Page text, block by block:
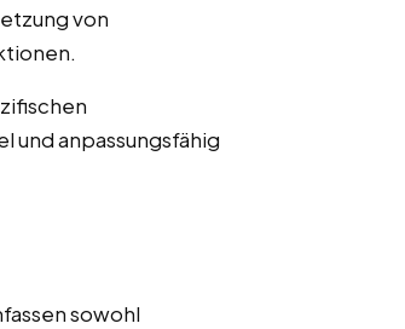
von
und anpassungsfähig
sowohl